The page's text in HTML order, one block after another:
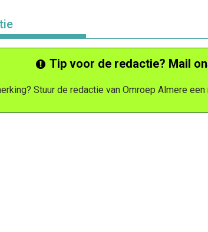
Tip voor de redactie? Mail
Stuur de redactie van Omroep Almere